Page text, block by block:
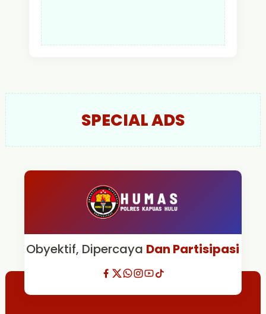
SPECIAL ADS
Obyektif, Dipercaya Dan Partisipasi